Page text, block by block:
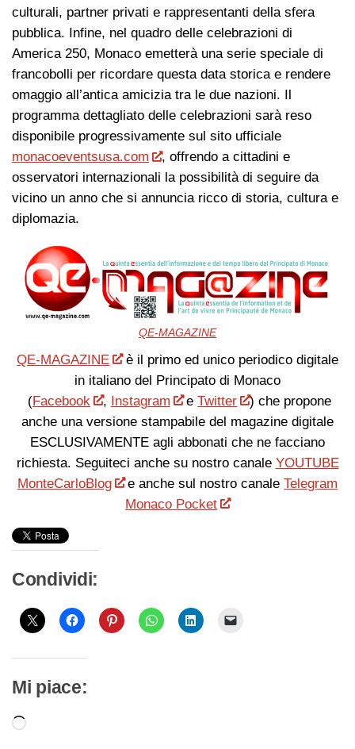
culturali, partner privati e rappresentanti della sfera
pubblica. Infine, nel quadro delle celebrazioni di
America 250, Monaco emetterà una serie speciale di
francobolli per ricordare questa data storica e rendere
omaggio all’antica amicizia tra le due nazioni. Il
programma dettagliato delle celebrazioni sarà reso
disponibile progressivamente sul sito ufficiale
monacoeventsusa.com
, offrendo a cittadini e
osservatori internazionali la possibilità di seguire da
vicino un anno che si annuncia ricco di storia, cultura e
diplomazia.
QE-MAGAZINE
QE-MAGAZINE
è il primo ed unico periodico digitale
in italiano del Principato di Monaco
(Facebook , Instagram eTwitter
) che propone
anche una versione stampabile del magazine digitale
ESCLUSIVAMENTE agli abbonati che ne facciano
richiesta. Seguiteci anche su nostro canale YOUTUBE
MonteCarloBlog
e anche sul nostro canaleTelegram
Monaco Pocket
Condividi:
Mi piace:
Caricamento